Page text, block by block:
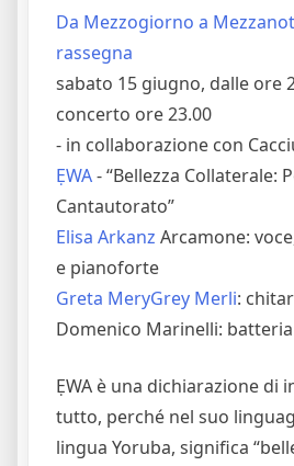
Da Mezzogiorno a
rassegna
sabato 15 giugno, dalle ore
concerto ore 23.00
- in collaborazione con
ẸWA- “Bellezza Collaterale:
Cantautorato”
Elisa Arkanz Arcamone:
e pianoforte
Greta MeryGrey Merli:
Domenico Marinelli: batteria
ẸWA è una dichiarazione di
tutto, perché nel suo
lingua Yoruba, significa